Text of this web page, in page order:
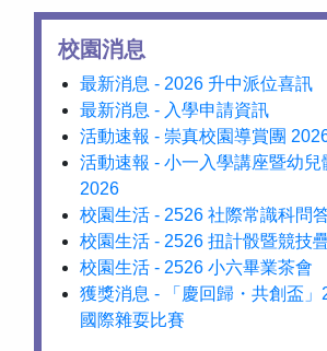
校園消息
最新消息 - 2026 升中派位喜訊
最新消息 - 入學申請資訊
活動速報 - 崇真校園導賞團
活動速報 - 小一入學講座暨幼兒
2026
校園生活 - 2526 社際常識科問
校園生活 - 2526 扭計骰暨競技
校園生活 - 2526 小六畢業茶會
獲獎消息 - 「慶回歸・共創盃」
國際雜耍比賽